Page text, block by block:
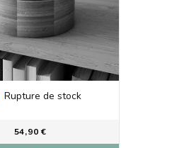
Rupture de stock
54,90 €